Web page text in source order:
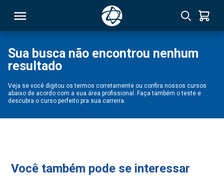
Sua busca não encontrou nenhum
resultado
Veja se você digitou os termos corretamente ou confira nossos cursos
abaixo de acordo com a sua área profissional. Faça também o teste e
descubra o curso perfeito pra sua carreira.
Você também pode se interessar